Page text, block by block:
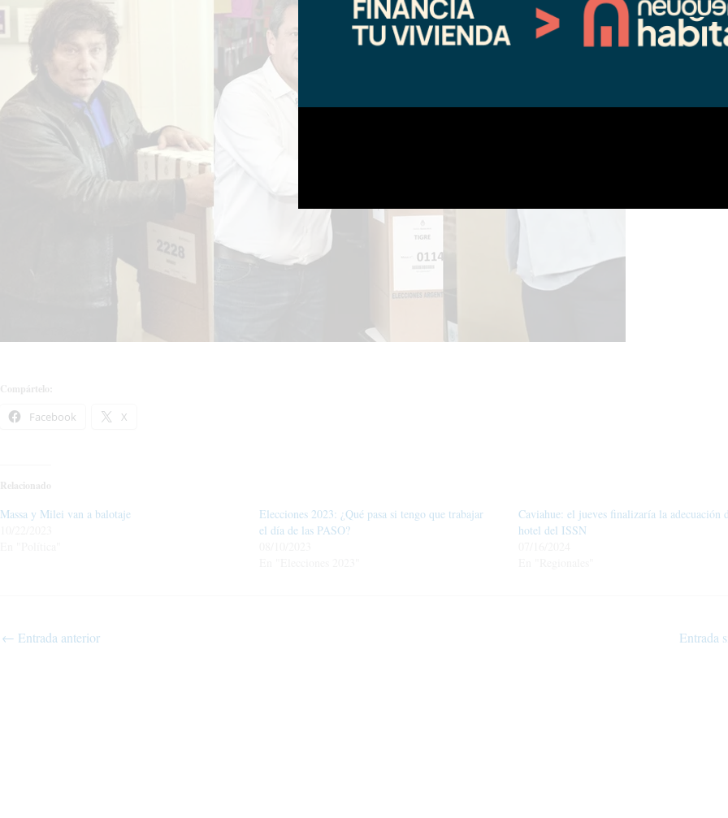
Compártelo:
Facebook X
Relacionado
Massa y Milei van a balotaje
Elecciones 2023: ¿Qué pasa si tengo que trabajar
el día de las PASO?
Caviahue: el jueves finalizaría la adecuación
hotel del ISSN
← Entrada anterior Entrada